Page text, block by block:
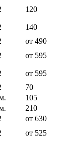
120
140
от 490
от 595
от 595
70
105
210
от 630
от 525